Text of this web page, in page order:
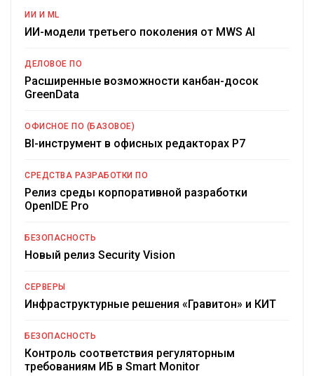
ИИ И ML
ИИ-модели третьего поколения от MWS AI
ДЕЛОВОЕ ПО
Расширенные возможности канбан-досок
GreenData
ОФИСНОЕ ПО (БАЗОВОЕ)
BI-инструмент в офисных редакторах Р7
СРЕДСТВА РАЗРАБОТКИ ПО
Релиз среды корпоративной разработки
OpenIDE Pro
БЕЗОПАСНОСТЬ
Новый релиз Security Vision
СЕРВЕРЫ
Инфраструктурные решения «Гравитон» и КИТ
БЕЗОПАСНОСТЬ
Контроль соответствия регуляторным
требованиям ИБ в Smart Monitor